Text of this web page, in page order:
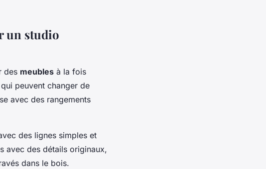
un studio
des meubles à la fois
peuvent changer de
avec des rangements
des lignes simples et
avec des détails originaux,
dans le bois.